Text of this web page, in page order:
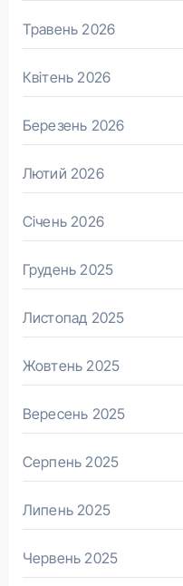
Травень 2026
Квітень 2026
Березень 2026
Лютий 2026
Січень 2026
Грудень 2025
Листопад 2025
Жовтень 2025
Вересень 2025
Серпень 2025
Липень 2025
Червень 2025